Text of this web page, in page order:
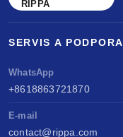
RIPPA
SERVIS A PODPORA
WhatsApp
+8618863721870
E-mail
contact@rippa.com